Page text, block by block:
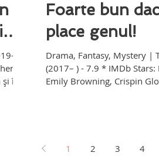
)
în
Foarte bun
place genul!
Drama, Fantasy, Mystery |
(2017– ) - 7.9 * IMDb Stars:
Emily Browning, Crispin
1 2 3 4